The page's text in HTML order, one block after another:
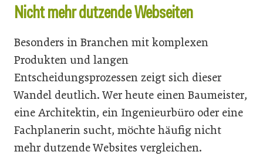
Nicht mehr dutzende Webseiten
Besonders in Branchen mit komplexen
Produkten und langen
Entscheidungsprozessen zeigt sich dieser
Wandel deutlich. Wer heute einen Baumeister,
eine Architektin, ein Ingenieurbüro oder eine
Fachplanerin sucht, möchte häufig nicht
mehr dutzende Websites vergleichen.